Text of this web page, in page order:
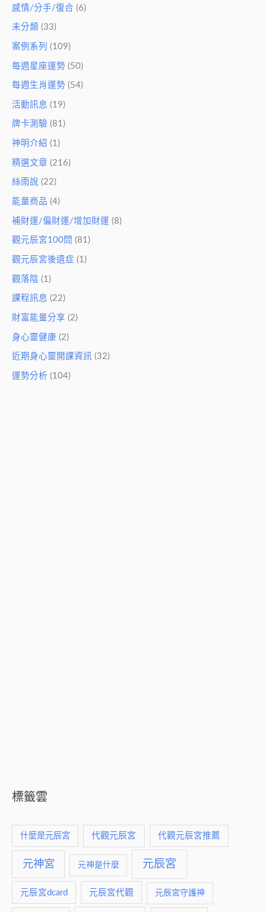
感情/分手/復合 (6)
未分類 (33)
案例系列 (109)
每週星座運勢 (50)
每週生肖運勢 (54)
活動訊息 (19)
牌卡測驗 (81)
神明介紹 (1)
精選文章 (216)
絲雨說 (22)
能量商品 (4)
補財運/偏財運/增加財運 (8)
觀元辰宮100問 (81)
觀元辰宮後遺症 (1)
觀落陰 (1)
課程訊息 (22)
財富能量分享 (2)
身心靈健康 (2)
近期身心靈開課資訊 (32)
運勢分析 (104)
標籤雲
什麼是元辰宮 代觀元辰宮 代觀元辰宮推薦
元神宮 元神是什麼 元辰宮
元辰宮dcard 元辰宮代觀 元辰宮守護神